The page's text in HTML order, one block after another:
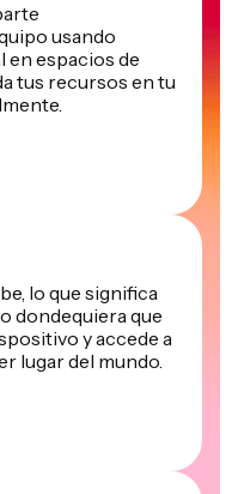
usando
espacios de
tus recursos en tu
lo que significa
dondequiera que
y accede a
lugar del mundo.